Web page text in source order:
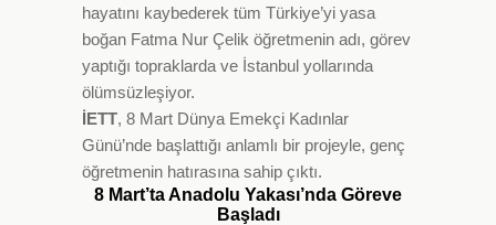
hayatını kaybederek tüm Türkiye’yi yasa
boğan Fatma Nur Çelik öğretmenin adı, görev
yaptığı topraklarda ve İstanbul yollarında
ölümsüzleşiyor.
İETT, 8 Mart Dünya Emekçi Kadınlar
Günü’nde başlattığı anlamlı bir projeyle, genç
öğretmenin hatırasına sahip çıktı.
8 Mart’ta Anadolu Yakası’nda Göreve
Başladı